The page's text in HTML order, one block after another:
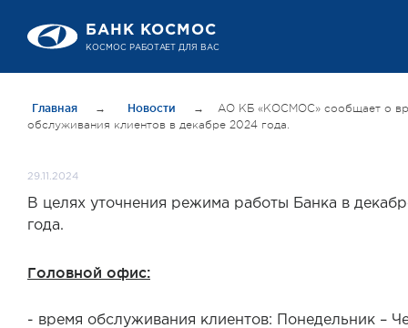
БАНК КОСМОС
Главная → Новости →
АО КБ «КОСМОС» сообщает о
обслуживания клиентов в декабре 2024 года.
29.11.2024
В целях уточнения режима работы Банка в
года.
Головной офис:
- время обслуживания клиентов: Понедельник –